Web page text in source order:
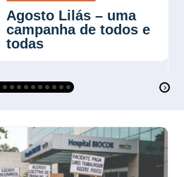
Agosto Lilás – uma
campanha de todos e
todas